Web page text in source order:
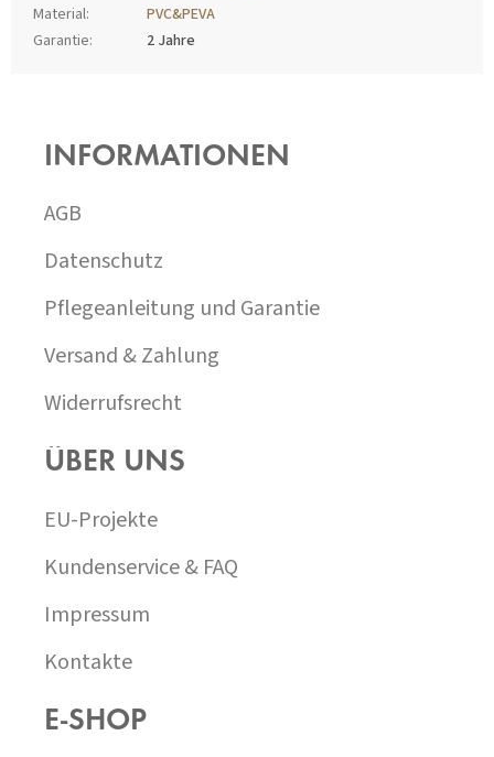
Material:
PVC&PEVA
Garantie:
2 Jahre
INFORMATIONEN
AGB
Datenschutz
Pflegeanleitung und Garantie
Versand & Zahlung
Widerrufsrecht
ÜBER UNS
EU-Projekte
Kundenservice & FAQ
Impressum
Kontakte
E-SHOP